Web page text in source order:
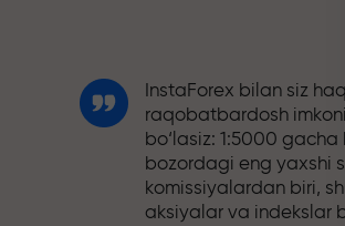
InstaForex bilan siz
raqobatbardosh
bo‘lasiz: 1:5000 gacha
bozordagi eng yaxshi
komissiyalardan biri,
aksiyalar va indekslar